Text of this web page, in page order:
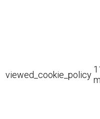
viewed_cookie_policy